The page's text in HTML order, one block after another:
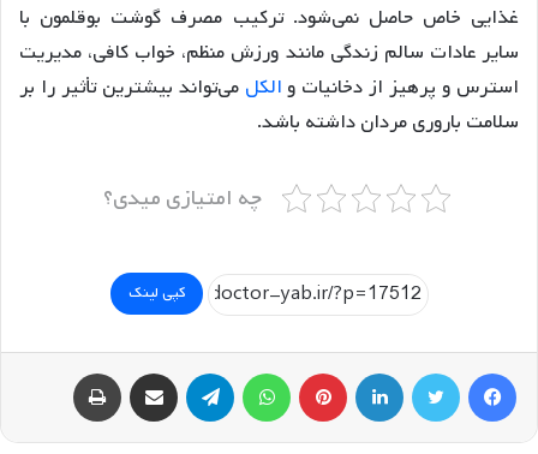
غذایی خاص حاصل نمی‌شود. ترکیب مصرف گوشت بوقلمون با
سایر عادات سالم زندگی مانند ورزش منظم، خواب کافی، مدیریت
استرس و پرهیز از دخانیات والکل می‌تواند بیشترین تأثیر را بر
سلامت باروری مردان داشته باشد.
چه امتیازی میدی؟
کپی لینک
فیسبوک توییتر لینکداین پینتریست تلگرام اشتراک گذاری با ایمیل